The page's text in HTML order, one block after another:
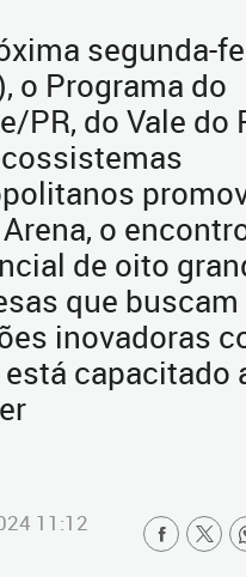
segunda-
o Programa do
PR, do Vale do
o
de oito
que buscam
inovadoras
capacitado
11:12